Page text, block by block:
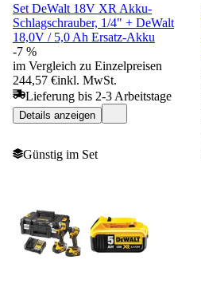
Set DeWalt 18V XR Akku-
Schlagschrauber, 1/4" + DeWalt
18,0V / 5,0 Ah Ersatz-Akku
-7 %
im Vergleich zu Einzelpreisen
244,57 €inkl. MwSt.
Lieferung bis 2-3 Arbeitstage
Details anzeigen
Günstig im Set